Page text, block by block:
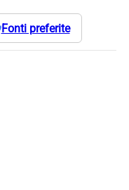
Fonti preferite